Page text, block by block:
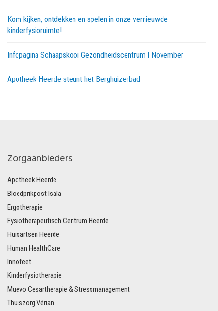
Kom kijken, ontdekken en spelen in onze vernieuwde
kinderfysioruimte!
Infopagina Schaapskooi Gezondheidscentrum | November
Apotheek Heerde steunt het Berghuizerbad
Zorgaanbieders
Apotheek Heerde
Bloedprikpost Isala
Ergotherapie
Fysiotherapeutisch Centrum Heerde
Huisartsen Heerde
Human HealthCare
Innofeet
Kinderfysiotherapie
Muevo Cesartherapie & Stressmanagement
Thuiszorg Vérian